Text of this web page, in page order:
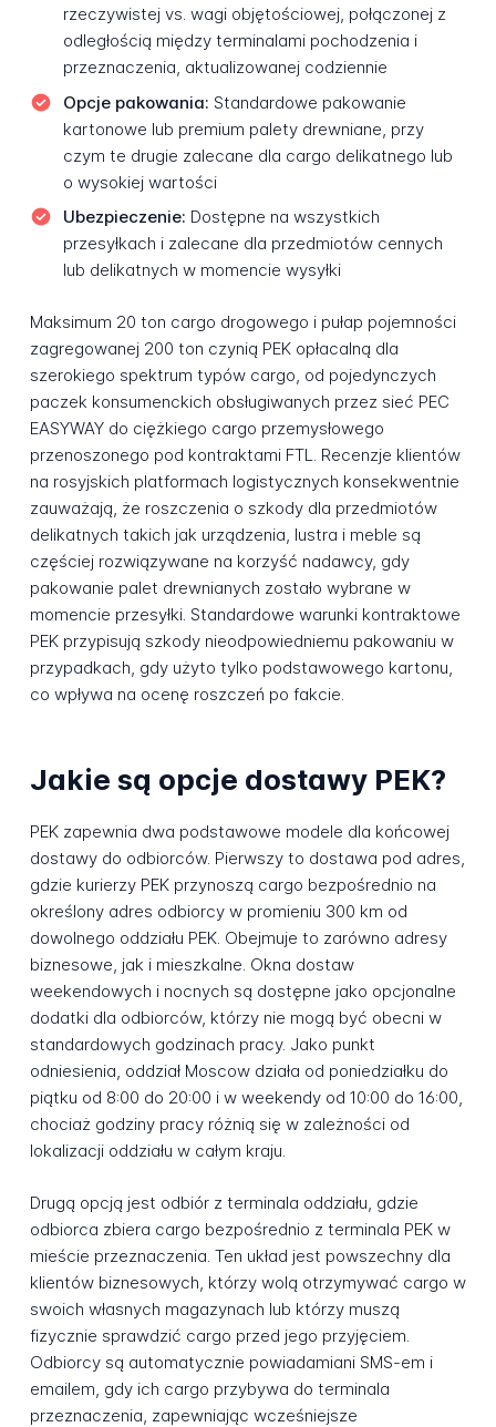
rzeczywistej vs. wagi objętościowej, połączonej z
odległością między terminalami pochodzenia i
przeznaczenia, aktualizowanej codziennie
Opcje pakowania: Standardowe pakowanie
kartonowe lub premium palety drewniane, przy
czym te drugie zalecane dla cargo delikatnego lub
o wysokiej wartości
Ubezpieczenie: Dostępne na wszystkich
przesyłkach i zalecane dla przedmiotów cennych
lub delikatnych w momencie wysyłki
Maksimum 20 ton cargo drogowego i pułap pojemności
zagregowanej 200 ton czynią PEK opłacalną dla
szerokiego spektrum typów cargo, od pojedynczych
paczek konsumenckich obsługiwanych przez sieć PEC
EASYWAY do ciężkiego cargo przemysłowego
przenoszonego pod kontraktami FTL. Recenzje klientów
na rosyjskich platformach logistycznych konsekwentnie
zauważają, że roszczenia o szkody dla przedmiotów
delikatnych takich jak urządzenia, lustra i meble są
częściej rozwiązywane na korzyść nadawcy, gdy
pakowanie palet drewnianych zostało wybrane w
momencie przesyłki. Standardowe warunki kontraktowe
PEK przypisują szkody nieodpowiedniemu pakowaniu w
przypadkach, gdy użyto tylko podstawowego kartonu,
co wpływa na ocenę roszczeń po fakcie.
Jakie są opcje dostawy PEK?
PEK zapewnia dwa podstawowe modele dla końcowej
dostawy do odbiorców. Pierwszy to dostawa pod adres,
gdzie kurierzy PEK przynoszą cargo bezpośrednio na
określony adres odbiorcy w promieniu 300 km od
dowolnego oddziału PEK. Obejmuje to zarówno adresy
biznesowe, jak i mieszkalne. Okna dostaw
weekendowych i nocnych są dostępne jako opcjonalne
dodatki dla odbiorców, którzy nie mogą być obecni w
standardowych godzinach pracy. Jako punkt
odniesienia, oddział Moscow działa od poniedziałku do
piątku od 8:00 do 20:00 i w weekendy od 10:00 do 16:00,
chociaż godziny pracy różnią się w zależności od
lokalizacji oddziału w całym kraju.
Drugą opcją jest odbiór z terminala oddziału, gdzie
odbiorca zbiera cargo bezpośrednio z terminala PEK w
mieście przeznaczenia. Ten układ jest powszechny dla
klientów biznesowych, którzy wolą otrzymywać cargo w
swoich własnych magazynach lub którzy muszą
fizycznie sprawdzić cargo przed jego przyjęciem.
Odbiorcy są automatycznie powiadamiani SMS-em i
emailem, gdy ich cargo przybywa do terminala
przeznaczenia, zapewniając wcześniejsze